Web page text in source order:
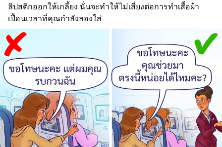
ลิปสติกออกให้เกลี้ยง นั่นจะทำให้ไม่เสี่ยงต่อการทำเสื้อผ้า
เปื้อนเวลาที่คุณกำลังลองใส่